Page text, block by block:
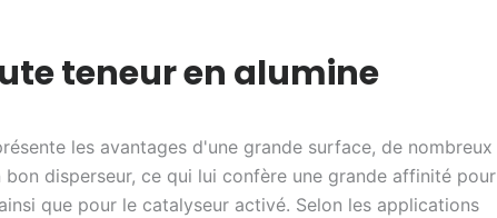
teneur en alumine
les avantages d'une grande surface, de nombreux
disperseur, ce qui lui confère une grande affinité pour
que pour le catalyseur activé. Selon les applications